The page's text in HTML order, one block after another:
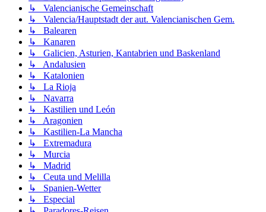
↳ Valencianische Gemeinschaft
↳ Valencia/Hauptstadt der aut. Valencianischen Gem.
↳ Balearen
↳ Kanaren
↳ Galicien, Asturien, Kantabrien und Baskenland
↳ Andalusien
↳ Katalonien
↳ La Rioja
↳ Navarra
↳ Kastilien und León
↳ Aragonien
↳ Kastilien-La Mancha
↳ Extremadura
↳ Murcia
↳ Madrid
↳ Ceuta und Melilla
↳ Spanien-Wetter
↳ Especial